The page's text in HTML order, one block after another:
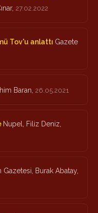
27.02.2022
Tov'u anlattı Gazete
Baran, 26.05.2021
Nupel, Filiz Deniz,
Gazetesi, Burak Abatay,